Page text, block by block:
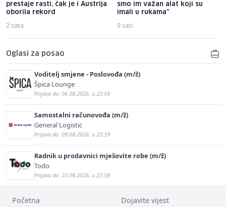
prestaje rasti, čak je i Austrija
oborila rekord
2 sata
smo im važan alat koji su
imali u rukama"
9 sati
Oglasi za posao
Voditelj smjene - Poslovođa (m/ž)
Špica Lounge
Prijava do: 06.08.2026. u 23:59
Samostalni računovođa (m/ž)
General Logistic
Prijava do: 09.08.2026. u 23:59
Radnik u prodavnici mješovite robe (m/ž)
Todo
Prijava do: 23.08.2026. u 23:59
Početna Dojavite vijest